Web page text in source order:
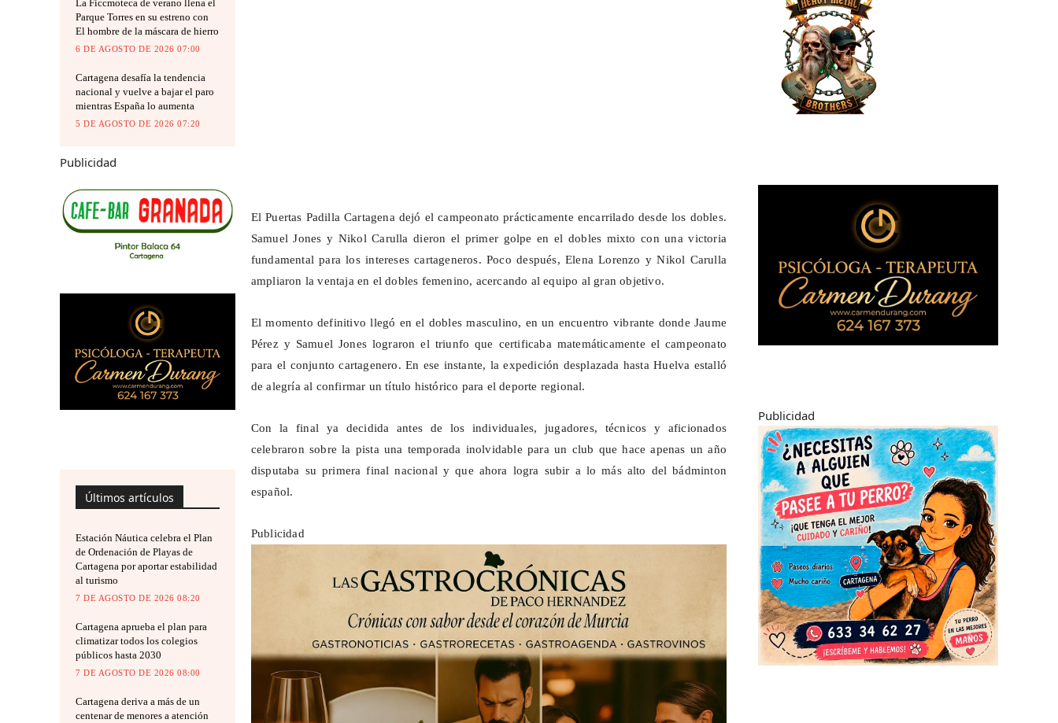
La Ficcmoteca de verano llena el
Parque Torres en su estreno con
El hombre de la máscara de hierro
6 DE AGOSTO DE 2026 07:00
Cartagena desafía la tendencia
nacional y vuelve a bajar el paro
mientras España lo aumenta
5 DE AGOSTO DE 2026 07:20
Publicidad
Últimos artículos
Estación Náutica celebra el Plan
de Ordenación de Playas de
Cartagena por aportar estabilidad
al turismo
7 DE AGOSTO DE 2026 08:20
Cartagena aprueba el plan para
climatizar todos los colegios
públicos hasta 2030
7 DE AGOSTO DE 2026 08:00
Cartagena deriva a más de un
centenar de menores a atención
El Puertas Padilla Cartagena dejó el campeonato prácticamente encarrilado desde los dobles.
Samuel Jones y Nikol Carulla dieron el primer golpe en el dobles mixto con una victoria
fundamental para los intereses cartageneros. Poco después, Elena Lorenzo y Nikol Carulla
ampliaron la ventaja en eldobles femenino, acercando al equipo al gran objetivo.
El momento definitivo llegó en el dobles masculino, en un encuentro vibrante donde Jaume
Pérez y Samuel Jones lograron el triunfo que certificaba matemáticamente el campeonato
para el conjunto cartagenero. En ese instante, la expedición desplazada hasta Huelva estalló
de alegría al confirmar un título histórico para el deporte regional.
Con la final ya decidida antes de los individuales, jugadores, técnicos y aficionados
celebraron sobre la pista una temporada inolvidable para un club que hace apenas un año
disputaba su primera final nacional y que ahora logra subir a lo más alto del bádminton
español.
Publicidad
Publicidad